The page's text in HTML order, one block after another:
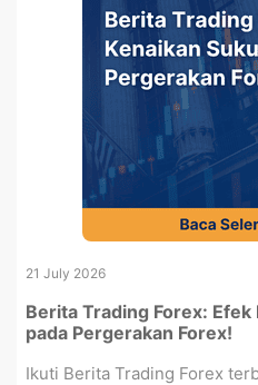
21 July 2026
Berita Trading Forex: Efek
pada Pergerakan Forex!
Ikuti Berita Trading Forex